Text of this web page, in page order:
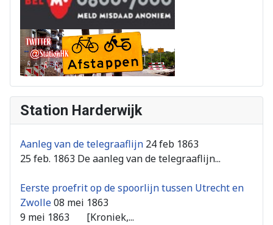
Station Harderwijk
Aanleg van de telegraaflijn 24 feb 1863
25 feb. 1863 De aanleg van de telegraaflijn...
Eerste proefrit op de spoorlijn tussen Utrecht en
Zwolle08 mei 1863
9 mei 1863 [Kroniek,...